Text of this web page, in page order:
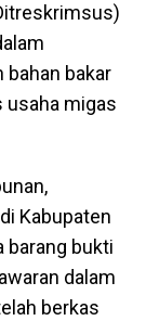
bahan bakar
usaha migas
Kabupaten
barang bukti
dalam
berkas